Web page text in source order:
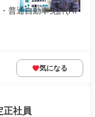
普通自動車免許(AT
気になる
社員